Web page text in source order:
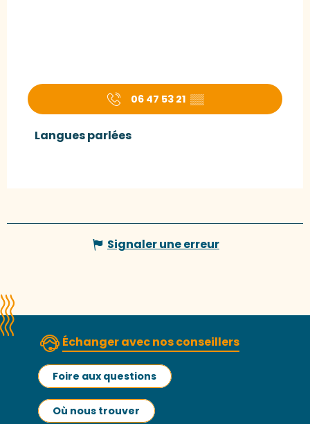
06 47 53 21 ▒▒
Langues parlées
Langues parlées
Signaler une erreur
Échanger avec nos conseillers
Foire aux questions
Où nous trouver